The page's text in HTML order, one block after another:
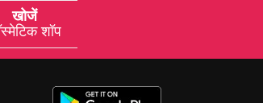
खोजें
शॉप